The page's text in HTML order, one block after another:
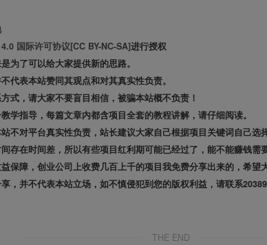
国际许可协议[CC BY-NC-SA]进行授权
为了可以给大家提供新的思路。
代表本站赞同其观点和对其真实性负责。
式，请大家不要盲目相信，被骗本站概不负责！
学指导，每篇文章内都含项目全套的教程讲解，请仔细阅读。
不对平台真实性负责，站长建议大家自己根据项目关键词自己选
存在时间差，所以有些项目红利期可能已经过了，能不能赚钱需
保障，创业公司上收费几百上千的项目我免费分享出来的，希望
，并不代表本站立场，如不慎侵犯到您的版权利益，请联系
THE END